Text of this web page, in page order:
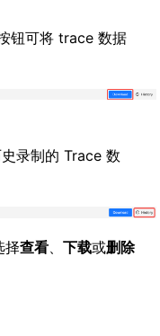
钮可将 trace 数据
录制的 Trace 数
择查看 下载或删除